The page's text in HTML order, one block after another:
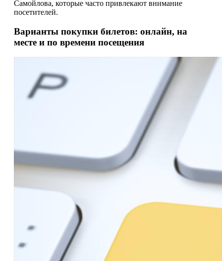
Самойлова, которые часто привлекают внимание
посетителей.
Варианты покупки билетов: онлайн, на
месте и по времени посещения